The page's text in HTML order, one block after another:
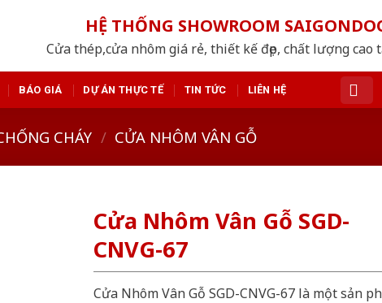
HỆ THỐNG SHOWROOM
Cửa thép,cửa nhôm giá rẻ, thiết kế đẹp, chất lượng cao
BÁO GIÁ DỰ ÁN THỰC TẾ TIN TỨC LIÊN HỆ
CHÁY / CỬA NHÔM VÂN GỖ
Cửa Nhôm Vân Gỗ SGD-
CNVG-67
Cửa Nhôm Vân Gỗ SGD-CNVG-67 là một sản